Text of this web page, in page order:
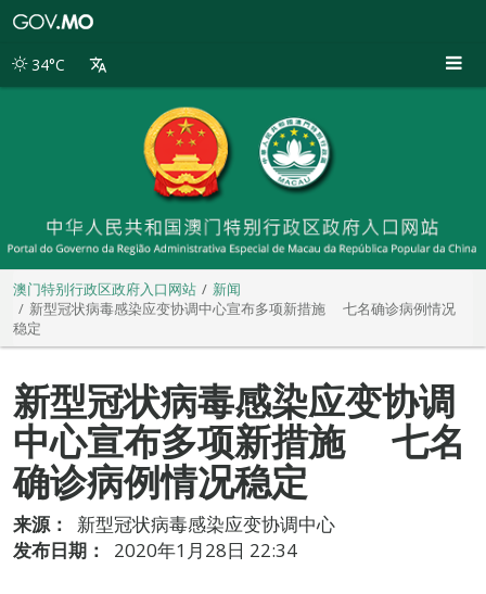
别
34°C
澳门特别行政区政府入口网站
新闻
新型冠状病毒感染应变协调中心宣布多项新措施 七名确诊病例情况
稳定
新型冠状病毒感染应变协调
中心宣布多项新措施 七名
确诊病例情况稳定
来源：
新型冠状病毒感染应变协调中心
发布日期：
2020年1月28日 22:34